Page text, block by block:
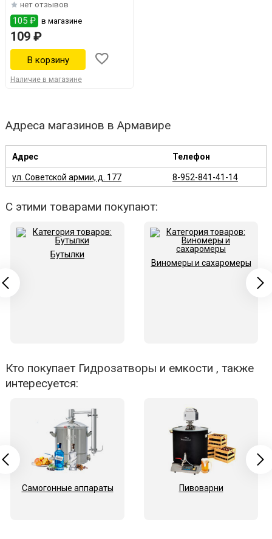
нет отзывов
105 ₽ в магазине
109 ₽
Наличие в магазине
Адреса магазинов в Армавире
Адрес Телефон
ул. Советской армии, д. 177 8-952-841-41-14
С этими товарами покупают:
Бутылки
Виномеры и сахаромеры
Кто покупает Гидрозатворы и емкости , также
интересуется:
Самогонные аппараты Пивоварни